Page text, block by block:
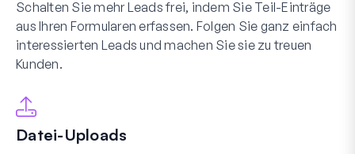
Schalten Sie mehr Leads frei, indem Sie Teil-Einträge
aus Ihren Formularen erfassen. Folgen Sie ganz einfach
interessierten Leads und machen Sie sie zu treuen
Kunden.
Datei-Uploads